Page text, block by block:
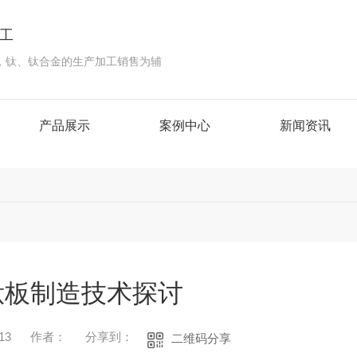
、钛合金的生产加工销售为辅
产品展示 案例中心 新闻资讯
制造技术探讨
作者： 分享到： 二维码分享